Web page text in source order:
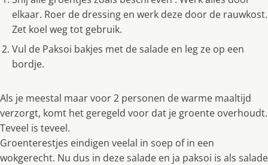
elkaar. Roer de dressing en werk deze door de rauwkost.
Zet koel weg tot gebruik.
Vul de Paksoi bakjes met de salade en leg ze op een
bordje.
Als je meestal maar voor 2 personen de warme maaltijd
verzorgt, komt het geregeld voor dat je groente overhoudt.
Teveel is teveel.
Groenterestjes eindigen veelal in soep of in een
wokgerecht. Nu dus in deze salade en ja paksoi is als salade